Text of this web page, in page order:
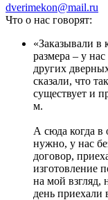
dverimekon@mail.ru
Что о нас говорят:
Заказывали в
размера – у
других
сказали, что
существует и
м.
А сюда когда
нужно, у нас
договор,
изготовление
на мой взгляд,
день приехали